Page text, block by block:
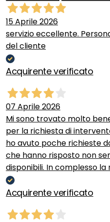
15 Aprile 2026
servizio eccellente.
del cliente
Acquirente verificato
07 Aprile 2026
Mi sono trovato molto
per la richiesta di
ho avuto poche richieste
che hanno risposto non
disponibili. In complesso
Acquirente verificato